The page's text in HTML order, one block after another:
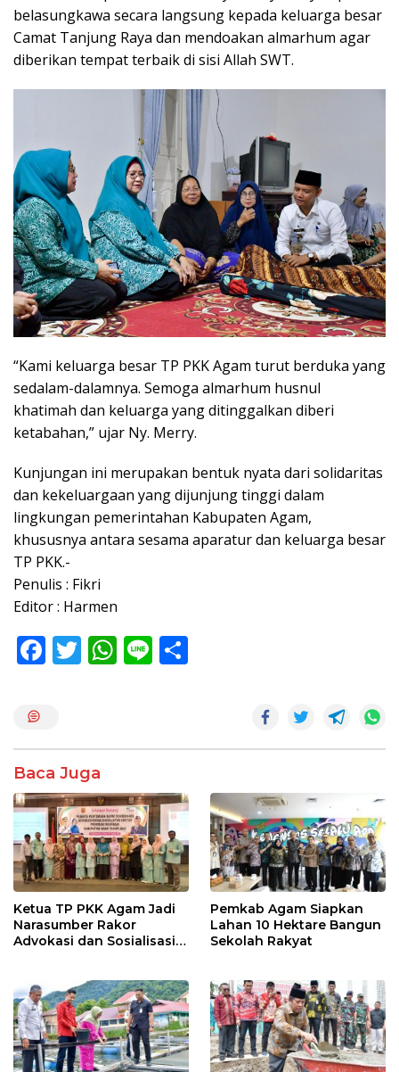
belasungkawa secara langsung kepada keluarga besar
Camat Tanjung Raya dan mendoakan almarhum agar
diberikan tempat terbaik di sisi Allah SWT.
“Kami keluarga besar TP PKK Agam turut berduka yang
sedalam-dalamnya. Semoga almarhum husnul
khatimah dan keluarga yang ditinggalkan diberi
ketabahan,” ujar Ny. Merry.
Kunjungan ini merupakan bentuk nyata dari solidaritas
dan kekeluargaan yang dijunjung tinggi dalam
lingkungan pemerintahan Kabupaten Agam,
khususnya antara sesama aparatur dan keluarga besar
TP PKK.-
Penulis : Fikri
Editor : Harmen
F
o
o
k
T W
p
p
Li
Baca Juga
Ketua TP PKK Agam Jadi
Narasumber Rakor
Advokasi dan Sosialisasi
Pemkab Agam Siapkan
Lahan 10 Hektare Bangun
Sekolah Rakyat